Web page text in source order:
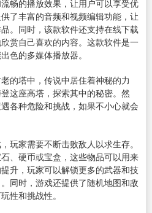
畅的播放效果，让用户可以享受优
了丰富的音频和视频编辑功能，让
。同时，该款软件还支持在线下载
赏自己喜欢的内容。这款软件是一
色的多媒体播放器。
的塔中，传说中居住着神秘的力
这座高塔，探索其中的秘密。然
各种危险和挑战，如果不小心就会
玩家需要不断击败敌人以求生存。
、硬币或宝盒，这些物品可以用来
升，玩家可以解锁更多的武器和技
同时，游戏还提供了随机地图和敌
性和挑战性。